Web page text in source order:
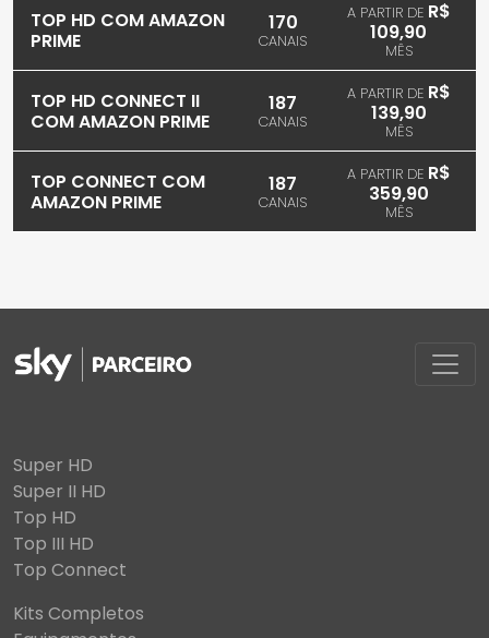
TOP HD COM AMAZON
PRIME
170
CANAIS
A PARTIR DE R$
109,90
MÊS
TOP HD CONNECT II
COM AMAZON PRIME
187
CANAIS
A PARTIR DE R$
139,90
MÊS
TOP CONNECT COM
AMAZON PRIME
187
CANAIS
A PARTIR DE R$
359,90
MÊS
Super HD
Super II HD
Top HD
Top III HD
Top Connect
Kits Completos